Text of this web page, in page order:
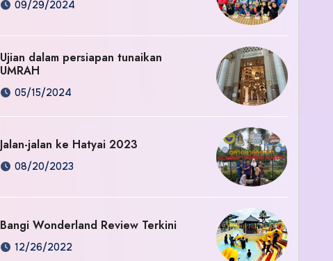
09/29/2024
Ujian dalam persiapan tunaikan
UMRAH
05/15/2024
Jalan-jalan ke Hatyai 2023
08/20/2023
Bangi Wonderland Review Terkini
12/26/2022